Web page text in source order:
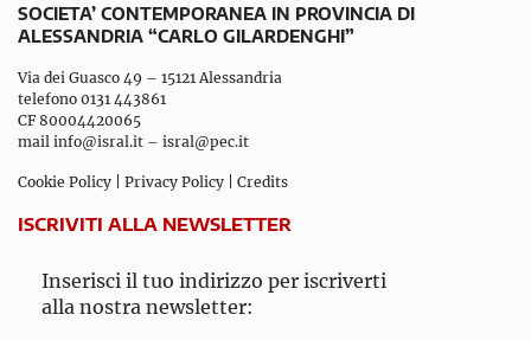
SOCIETA’ CONTEMPORANEA IN PROVINCIA DI
ALESSANDRIA “CARLO GILARDENGHI”
Via dei Guasco 49 – 15121 Alessandria
telefono 0131 443861
CF 80004420065
mail info@isral.it – isral@pec.it
Cookie Policy Privacy Policy Credits
ISCRIVITI ALLA NEWSLETTER
Inserisci il tuo indirizzo per iscriverti
alla nostra newsletter: